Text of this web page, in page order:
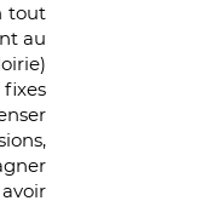
tout
au